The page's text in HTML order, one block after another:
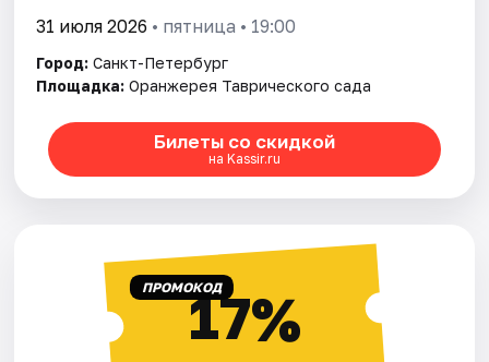
31 июля 2026 • пятница • 19:00
Город: Санкт-Петербург
Площадка: Оранжерея Таврического сада
Билеты со скидкой
на Kassir.ru
ПРОМОКОД17%